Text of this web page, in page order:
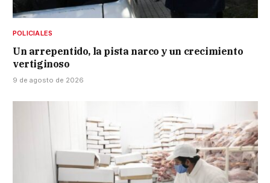
POLICIALES
Un arrepentido, la pista narco y un crecimiento
vertiginoso
9 de agosto de 2026